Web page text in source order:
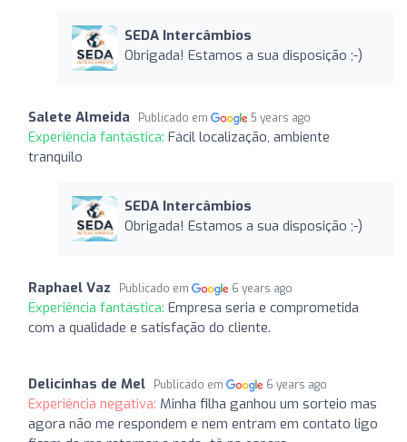
SEDA Intercâmbios
Obrigada! Estamos a sua disposição ;-)
Salete Almeida Publicado em 5 years ago
Experiência fantástica: Fácil localização, ambiente
tranquilo
SEDA Intercâmbios
Obrigada! Estamos a sua disposição ;-)
Raphael Vaz Publicado em 6 years ago
Experiência fantástica: Empresa seria e comprometida
com a qualidade e satisfação do cliente.
Delicinhas de Mel Publicado em 6 years ago
Experiência negativa: Minha filha ganhou um sorteio mas
agora não me respondem e nem entram em contato ligo